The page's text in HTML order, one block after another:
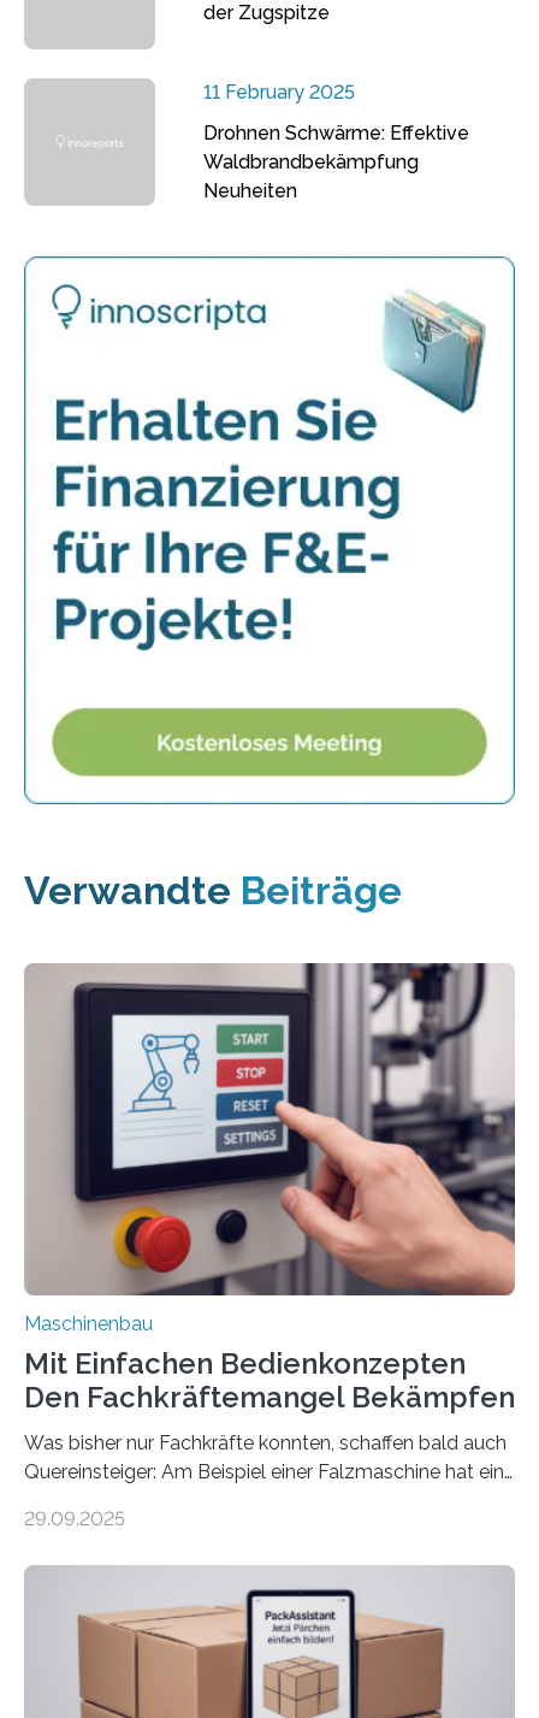
der Zugspitze
11 February 2025
Drohnen Schwärme: Effektive
Waldbrandbekämpfung
Neuheiten
Verwandte Beiträge
Maschinenbau
Mit Einfachen Bedienkonzepten
Den Fachkräftemangel Bekämpfen
Was bisher nur Fachkräfte konnten, schaffen bald auch
Quereinsteiger: Am Beispiel einer Falzmaschine hat ein
Mensch-Maschine-Schnittstelle so sehr vereinfacht,
Die zugrunde liegende Methodik lässt sich auf alle
anderen Maschinen übertragen. Eine Falzmaschine
umzurüsten ist ein Job für echte Profis. Eine solche
Maschine faltet in Druckereien Broschüren, Prospekte,
Landkarten und vieles mehr – mehrere Zehntausend
29.09.2025